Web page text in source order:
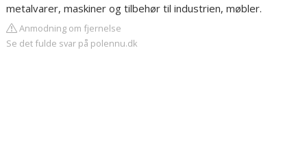
metalvarer, maskiner og tilbehør til industrien, møbler.
Anmodning om fjernelse
Se det fulde svar på polennu.dk